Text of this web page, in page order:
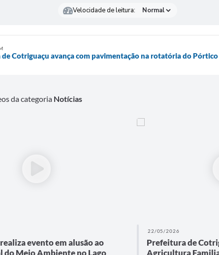
Velocidade de leitura:
Cotriguaçu avança com pavimentação na rotatória do Pórtico
da categoria Notícias
evento em alusão ao
22/05/2026
Prefeitura de